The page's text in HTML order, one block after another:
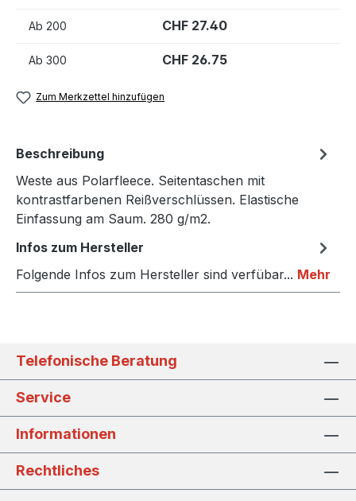
Ab 200 CHF 27.40
Ab 300 CHF 26.75
Zum Merkzettel hinzufügen
Beschreibung
Weste aus Polarfleece. Seitentaschen mit
kontrastfarbenen Reißverschlüssen. Elastische
Einfassung am Saum. 280 g/m2.
Infos zum Hersteller
Folgende Infos zum Hersteller sind verfübar... Mehr
Telefonische Beratung
Service
Informationen
Rechtliches